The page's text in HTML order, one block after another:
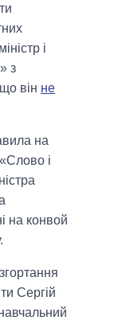
і
з
він не
на
і
на конвой
Сергій